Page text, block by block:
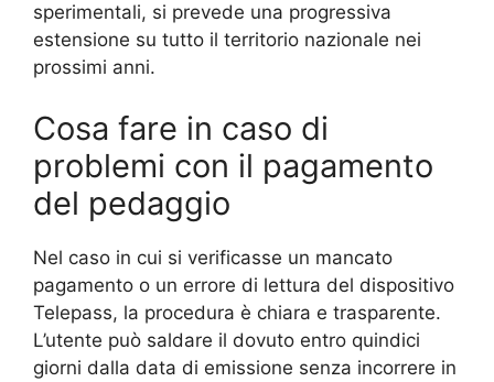
sperimentali, si prevede una progressiva
estensione su tutto il territorio nazionale nei
prossimi anni.
Cosa fare in caso di
problemi con il pagamento
del pedaggio
Nel caso in cui si verificasse un mancato
pagamento o un errore di lettura del dispositivo
Telepass, la procedura è chiara e trasparente.
L’utente può saldare il dovuto entro quindici
giorni dalla data di emissione senza incorrere in